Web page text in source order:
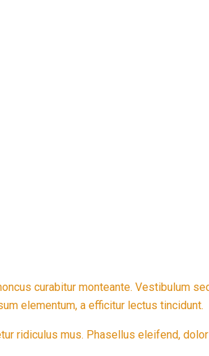
curabitur monteante. Vestibulum
elementum, a efficitur lectus tincidunt.
ridiculus mus. Phasellus eleifend,